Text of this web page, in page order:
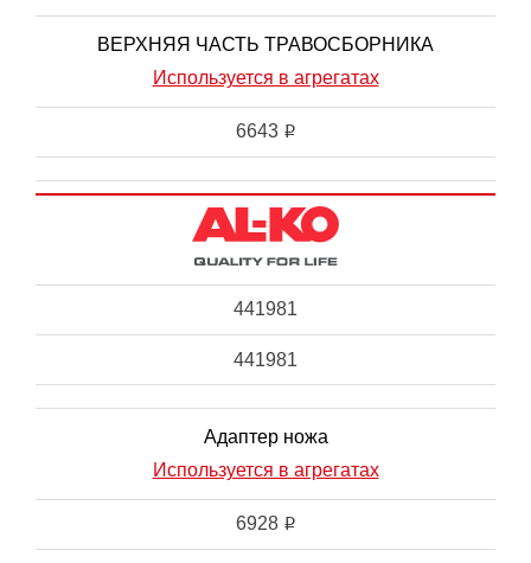
ВЕРХНЯЯ ЧАСТЬ ТРАВОСБОРНИКА
Используется в агрегатах
6643 i
441981
441981
Адаптер ножа
Используется в агрегатах
6928 i